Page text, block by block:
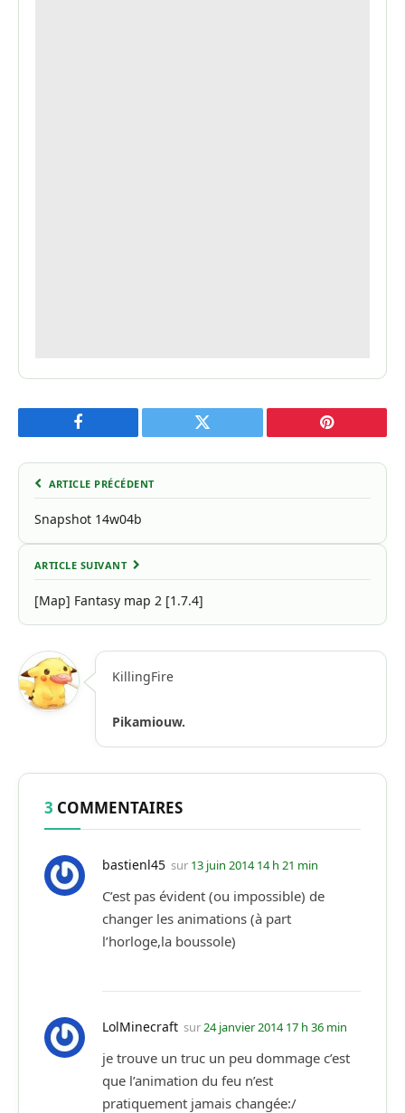
Facebook Twitter Pinterest
ARTICLE PRÉCÉDENT
Snapshot 14w04b
ARTICLE SUIVANT
[Map] Fantasy map 2 [1.7.4]
KillingFire
Pikamiouw.
3 COMMENTAIRES
bastienl45 sur 13 juin 2014 14 h 21 min
C’est pas évident (ou impossible) de
changer les animations (à part
l’horloge,la boussole)
LolMinecraft sur 24 janvier 2014 17 h 36 min
je trouve un truc un peu dommage c’est
que l’animation du feu n’est
pratiquement jamais changée:/